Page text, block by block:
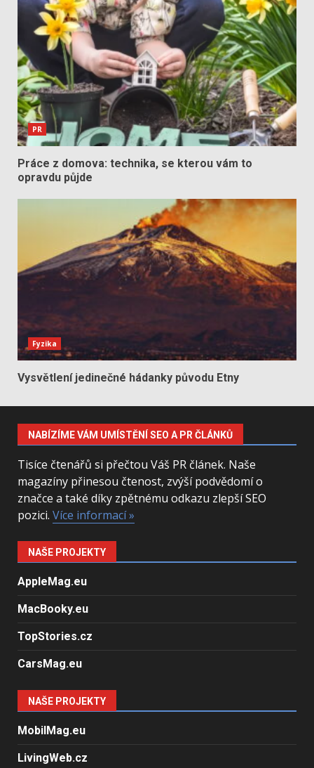
PR
Práce z domova: technika, se kterou vám to
opravdu půjde
Fyzika
Vysvětlení jedinečné hádanky původu Etny
NABÍZÍME VÁM UMÍSTĚNÍ SEO A PR ČLÁNKŮ
Tisíce čtenářů si přečtou Váš PR článek. Naše
magazíny přinesou čtenost, zvýší podvědomí o
značce a také díky zpětnému odkazu zlepší SEO
pozici. Více informací »
NAŠE PROJEKTY
AppleMag.eu
MacBooky.eu
TopStories.cz
CarsMag.eu
NAŠE PROJEKTY
MobilMag.eu
LivingWeb.cz